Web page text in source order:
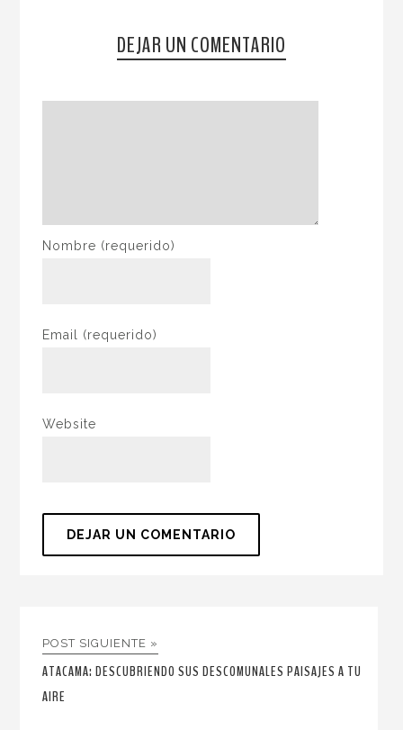
DEJAR UN COMENTARIO
Nombre (requerido)
Email (requerido)
Website
POST SIGUIENTE »
ATACAMA: DESCUBRIENDO SUS DESCOMUNALES PAISAJES A TU
AIRE